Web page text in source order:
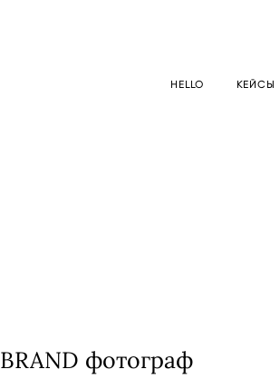
HELLO КЕЙСЫ
BRAND фотограф